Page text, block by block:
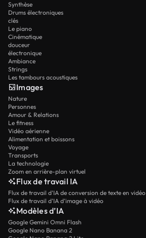
Synthèse
Drums électroniques
clés
Le piano
Cinématique
douceur
électronique
Ambiance
Strings
Les tambours acoustiques
Images
Nature
Personnes
Amour & Relations
Le fitness
Vidéo aérienne
Alimentation et boissons
Voyage
Transports
La technologie
Zoom en arrière-plan virtuel
Flux de travail IA
Flux de travail d’IA de conversion de texte en vidéo
Flux de travail d’IA d’image à vidéo
Modèles d’IA
Google Gemini Omni Flash
Google Nano Banana 2